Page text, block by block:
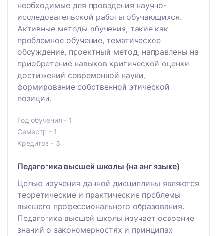
необходимые для проведения научно-
исследовательской работы обучающихся.
Активные методы обучения, такие как
проблемное обучение, тематическое
обсуждение, проектный метод, направлены на
приобретение навыков критической оценки
достижений современной науки,
формирование собственной этической
позиции.
Год обучения - 1
Семестр - 1
Кредитов - 3
Педагогика высшей школы (на анг языке)
Целью изучения данной дисциплины являются
теоретические и практические проблемы
высшего профессионального образования.
Педагогика высшей школы изучает освоение
знаний о закономерностях и принципах